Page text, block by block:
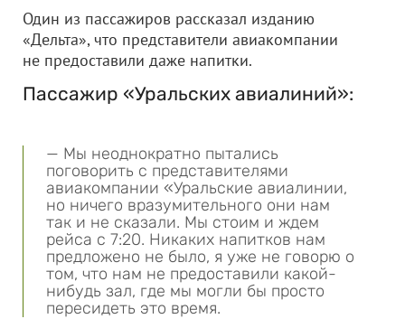
Один из пассажиров рассказал изданию
«Дельта», что представители авиакомпании
не предоставили даже напитки.
Пассажир «Уральских авиалиний»:
— Мы неоднократно пытались
поговорить с представителями
авиакомпании «Уральские авиалинии,
но ничего вразумительного они нам
так и не сказали. Мы стоим и ждем
рейса с 7:20. Никаких напитков нам
предложено не было, я уже не говорю о
том, что нам не предоставили какой-
нибудь зал, где мы могли бы просто
пересидеть это время.